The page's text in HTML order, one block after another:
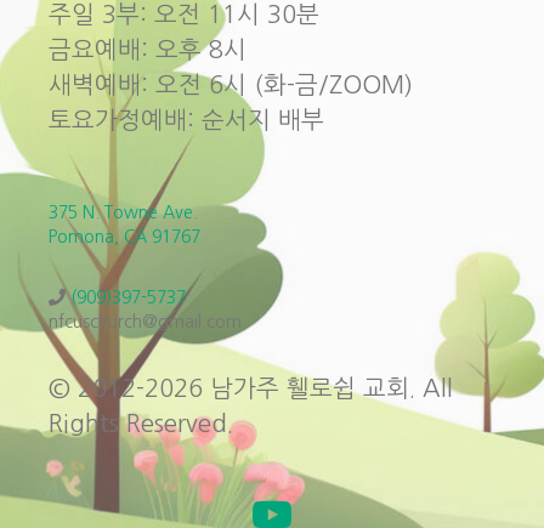
주일 3부: 오전 11시 30분
금요예배: 오후 8시
새벽예배: 오전 6시 (화-금/ZOOM)
토요가정예배: 순서지 배부
375 N. Towne Ave.
Pomona, CA 91767
(909)397-5737
nfcuschurch@gmail.com
© 2012-2026 남가주 휄로쉽 교회. All
Rights Reserved.